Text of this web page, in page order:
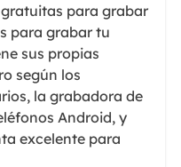
para grabar
para grabar tu
sus propias
según los
la grabadora de
Android, y
excelente para